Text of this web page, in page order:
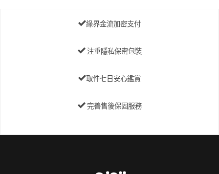
綠界金流加密支付
注重隱私保密包裝
取件七日安心鑑賞
完善售後保固服務